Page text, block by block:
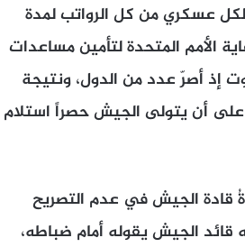
لكل عسكري من كل الرواتب لمدة
الأمم المتحدة لتأمين مساعدات
إذ أصرّ عدد من الدول، ونتيجة
على أن يتولى الجيش حصراً استلام
قادة الجيش في عدم التصريح
قائد الجيش يقوله أمام ضباطه،